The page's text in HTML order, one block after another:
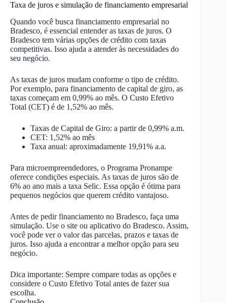
Taxa de juros e simulação de financiamento empresarial
Quando você busca financiamento empresarial no
Bradesco, é essencial entender as taxas de juros. O
Bradesco tem várias opções de crédito com taxas
competitivas. Isso ajuda a atender às necessidades do
seu negócio.
As taxas de juros mudam conforme o tipo de crédito.
Por exemplo, para financiamento de capital de giro, as
taxas começam em 0,99% ao mês. O Custo Efetivo
Total (CET) é de 1,52% ao mês.
Taxas de Capital de Giro: a partir de 0,99% a.m.
CET: 1,52% ao mês
Taxa anual: aproximadamente 19,91% a.a.
Para microempreendedores, o Programa Pronampe
oferece condições especiais. As taxas de juros são de
6% ao ano mais a taxa Selic. Essa opção é ótima para
pequenos negócios que querem crédito vantajoso.
Antes de pedir financiamento no Bradesco, faça uma
simulação. Use o site ou aplicativo do Bradesco. Assim,
você pode ver o valor das parcelas, prazos e taxas de
juros. Isso ajuda a encontrar a melhor opção para seu
negócio.
Dica importante: Sempre compare todas as opções e
considere o Custo Efetivo Total antes de fazer sua
escolha.